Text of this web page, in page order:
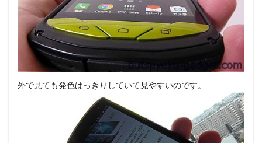
外で見ても発色はっきりしていて見やすいのです。